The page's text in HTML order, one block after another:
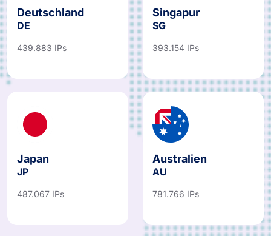
Deutschland
DE
439.883 IPs
Singapur
SG
393.154 IPs
Japan
JP
487.067 IPs
Australien
AU
781.766 IPs